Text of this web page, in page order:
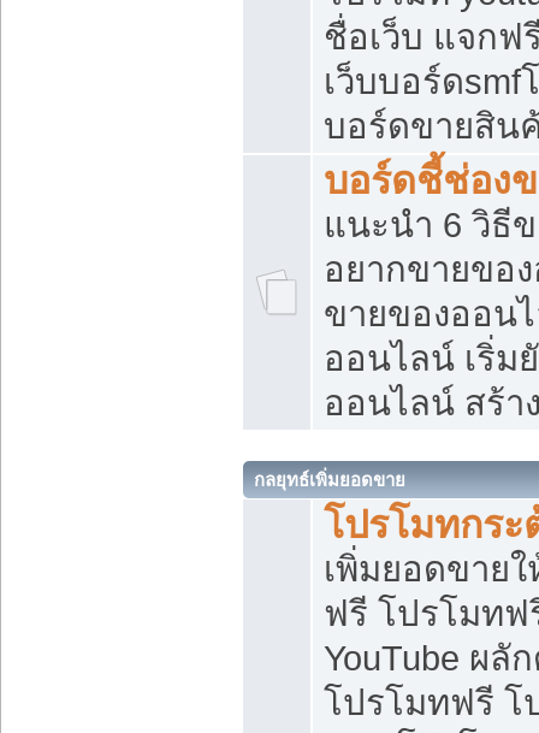
ชื่อเว็บ แจกฟ
เว็บบอร์ดsmf
บอร์ดขายสิน
บอร์ดชี้ช่อง
แนะนำ 6 วิธี
อยากขายขอ
ขายของออน
ออนไลน์ เริ่ม
ออนไลน์ สร้า
กลยุทธ์เพิ่มยอดขาย
โปรโมทกร
เพิ่มยอดขายใ
ฟรี โปรโมทฟ
YouTube ผลั
โปรโมทฟรี โ